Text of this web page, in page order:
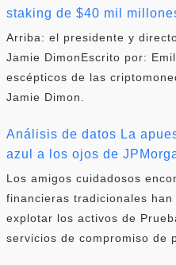
staking de $40 mil
Arriba: el presidente y
Jamie DimonEscrito por:
escépticos de las
Jamie Dimon.
Análisis de datos La
azul a los ojos de
Los amigos cuidadosos
financieras tradicionales
explotar los activos de
servicios de compromiso de